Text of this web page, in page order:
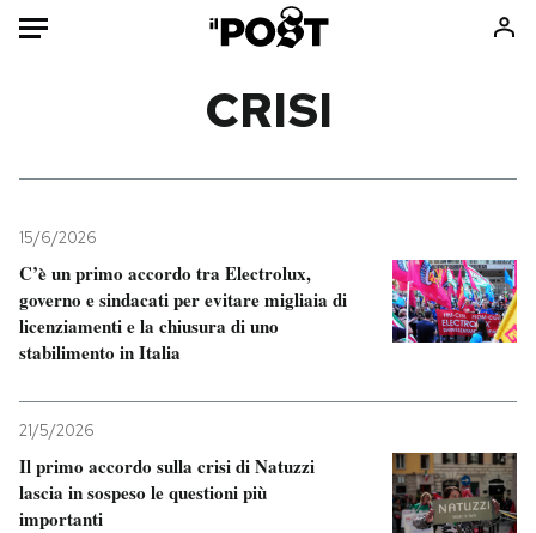
Mondo
Politica
Tecnologia
Internet
Cultura
Economia
Sport
Consumismi
Storie/Idee
Ok Boomer!
Europa
Mondiali calcio 2026
CRISI
15/6/2026
C’è un primo accordo tra Electrolux,
governo e sindacati per evitare migliaia di
licenziamenti e la chiusura di uno
stabilimento in Italia
21/5/2026
Il primo accordo sulla crisi di Natuzzi
lascia in sospeso le questioni più
importanti